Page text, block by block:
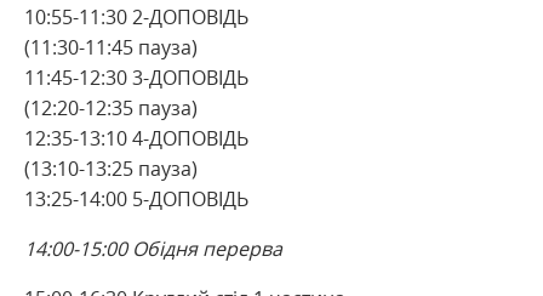
10:55-11:30 2-ДОПОВІДЬ
(11:30-11:45 пауза)
11:45-12:30 3-ДОПОВІДЬ
(12:20-12:35 пауза)
12:35-13:10 4-ДОПОВІДЬ
(13:10-13:25 пауза)
13:25-14:00 5-ДОПОВІДЬ
14:00-15:00 Обідня перерва